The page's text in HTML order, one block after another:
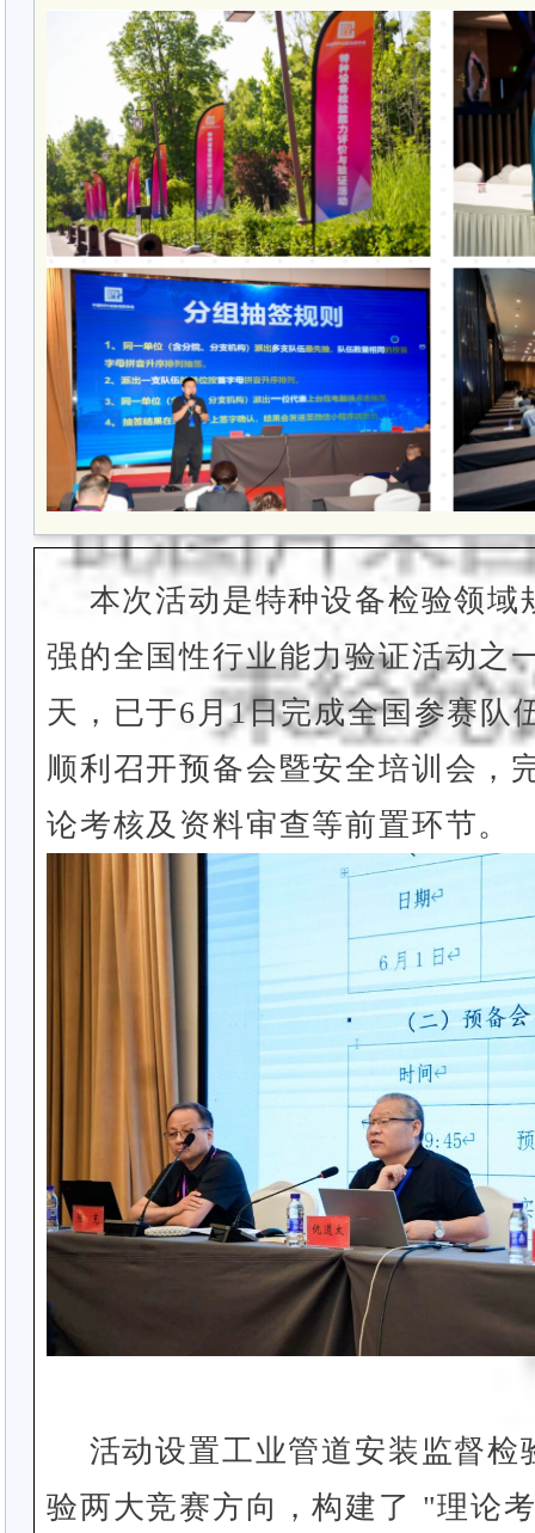
本次活动是特种设备检验领域
强的全国性行业能力验证活动之
天，已于6月1日完成全国参赛队
顺利召开预备会暨安全培训会，
论考核及资料审查等前置环节。
活动设置工业管道安装监督检
验两大竞赛方向，构建了 "理论